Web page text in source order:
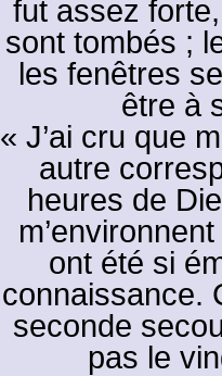
fut assez
sont tombés ;
les fenêtres
être à
« J’ai cru que
autre
heures de
ont été si
connaissance.
seconde
pas le